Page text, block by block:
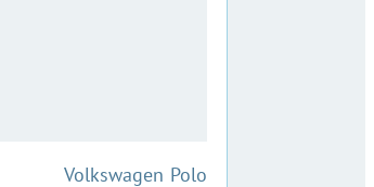
:Volkswagen Polo